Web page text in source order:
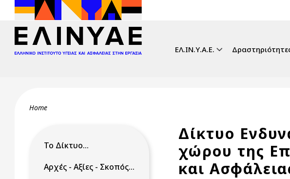
Skip to main content
ΕΛ.ΙΝ.Υ.Α.Ε.
Breadcrumb
Home
Το Δίκτυο...
Αρχές - Αξίες - Σκοπός...
Δίκτυο
χώρου της
και